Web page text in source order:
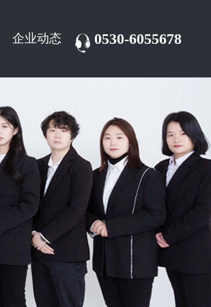
0530-6055678
企业动态